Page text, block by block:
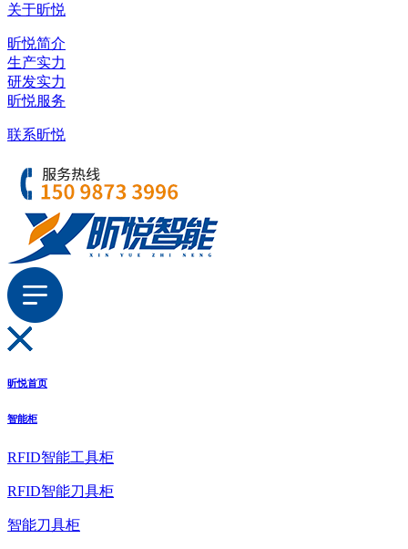
关于昕悦
昕悦简介
生产实力
研发实力
昕悦服务
联系昕悦
昕悦首页
智能柜
RFID智能工具柜
RFID智能刀具柜
智能刀具柜